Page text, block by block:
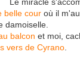
belle cour où il
damoiselle.
balcon et moi,
vers de Cyrano